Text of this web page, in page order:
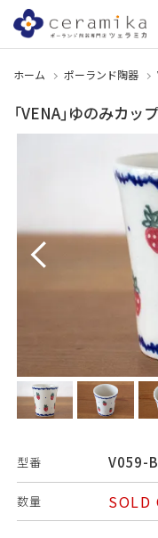
ホーム ポーランド陶器
「VENA」ゆのみカッ
型番 V059-
数量 SOLD